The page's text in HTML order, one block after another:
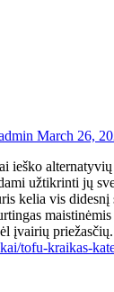
March 26,
užtikrinti jų
kelia vis didesnį
įvairių priežasčių.
tofu-kraikas-